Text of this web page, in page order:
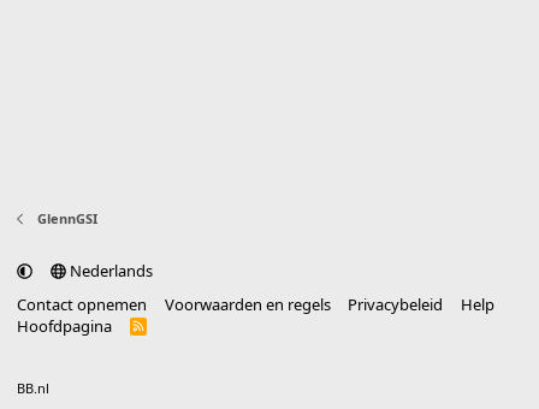
GlennGSI
Nederlands
Contact opnemen
Voorwaarden en regels Privacybeleid
Help
Hoofdpagina
R
BB.nl